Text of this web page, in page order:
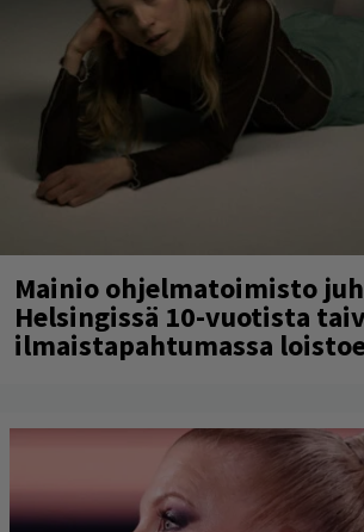
Mainio ohjelmatoimisto
Helsingissä 10-vuotista
ilmaistapahtumassa